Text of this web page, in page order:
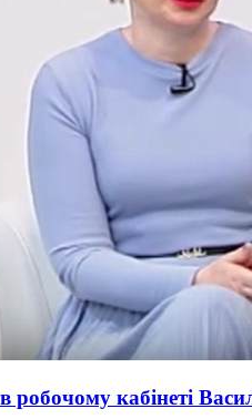
робочому кабінеті